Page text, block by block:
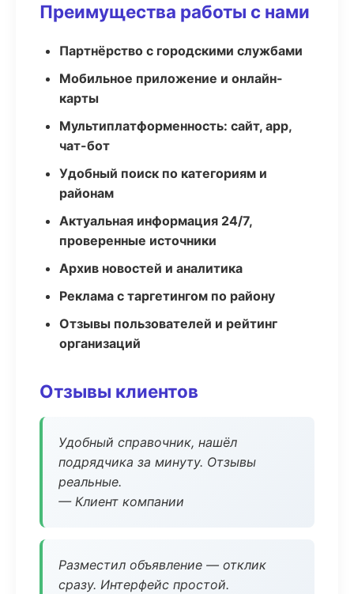
Преимущества работы с нами
Партнёрство с городскими службами
Мобильное приложение и онлайн-
карты
Мультиплатформенность: сайт, app,
чат-бот
Удобный поиск по категориям и
районам
Актуальная информация 24/7,
проверенные источники
Архив новостей и аналитика
Реклама с таргетингом по району
Отзывы пользователей и рейтинг
организаций
Отзывы клиентов
Удобный справочник, нашёл
подрядчика за минуту. Отзывы
реальные.
— Клиент компании
Разместил объявление — отклик
сразу. Интерфейс простой.